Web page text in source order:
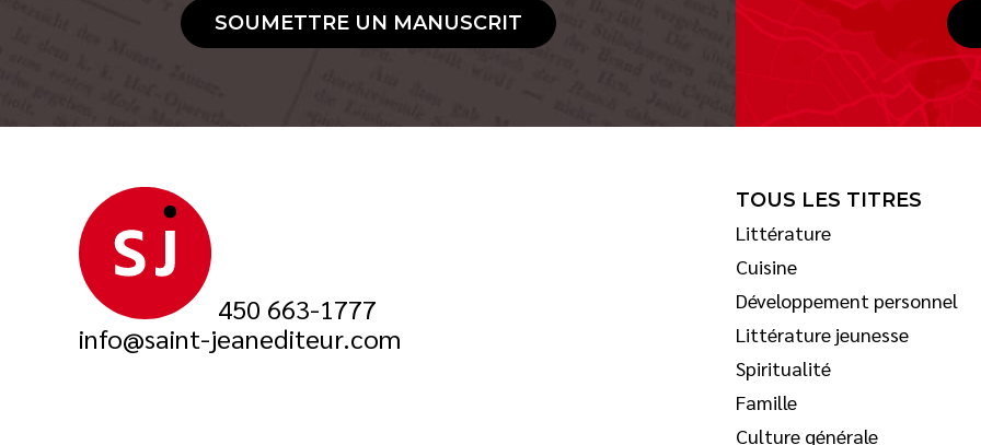
SOUMETTRE UN MANUSCRIT
450 663-1777
info@saint-jeanediteur.com
TOUS LES TITRES
Littérature
Cuisine
Développement personnel
Littérature jeunesse
Spiritualité
Famille
Culture générale